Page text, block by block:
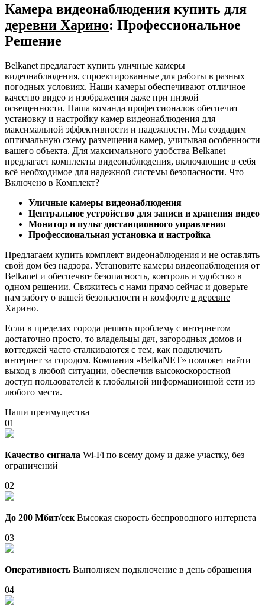
Камера видеонаблюдения купить для
деревни Харино: Профессиональное
Решение
Belkanet предлагает купить уличные камеры
видеонаблюдения, спроектированные для работы в разных
погодных условиях. Наши камеры обеспечивают отличное
качество видео и изображения даже при низкой
освещенности. Наша команда профессионалов обеспечит
установку и настройку камер видеонаблюдения для
максимальной эффективности и надежности. Мы создадим
оптимальную схему размещения камер, учитывая особенности
вашего объекта. Для максимального удобства Belkanet
предлагает комплекты видеонаблюдения, включающие в себя
всё необходимое для надежной системы безопасности. Что
Включено в Комплект?
Уличные камеры видеонаблюдения
Центральное устройство для записи и хранения видео
Монитор и пульт дистанционного управления
Профессиональная установка и настройка
Предлагаем купить комплект видеонаблюдения и не оставлять
свой дом без надзора. Установите камеры видеонаблюдения от
Belkanet и обеспечьте безопасность, контроль и удобство в
одном решении. Свяжитесь с нами прямо сейчас и доверьте
нам заботу о вашей безопасности и комфорте в деревне
Харино.
Если в пределах города решить проблему с интернетом
достаточно просто, то владельцы дач, загородных домов и
коттеджей часто сталкиваются с тем, как подключить
интернет за городом. Компания «BelkaNET» поможет найти
выход в любой ситуации, обеспечив высокоскоростной
доступ пользователей к глобальной информационной сети из
любого места.
Наши преимущества
01
Качество сигнала Wi-Fi по всему дому и даже участку, без
ограничений
02
До 200 Мбит/секВысокая скорость беспроводного интернета
03
Оперативность Выполняем подключение в день обращения
04